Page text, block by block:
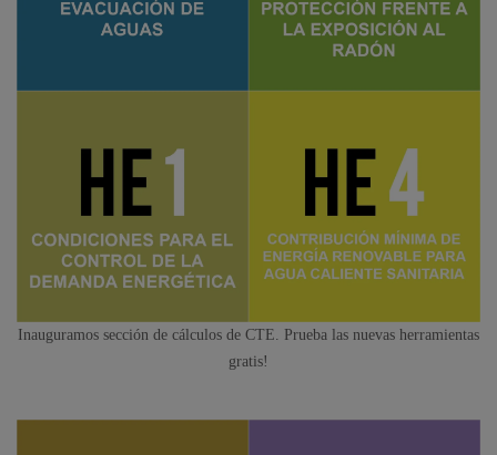
Inauguramos sección de cálculos de CTE. Prueba las nuevas herramientas
gratis!